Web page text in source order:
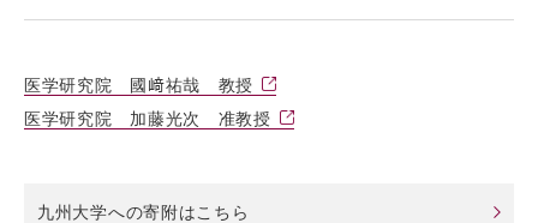
医学研究院 國﨑祐哉 教授
医学研究院 加藤光次 准教授
九州大学への寄附はこちら